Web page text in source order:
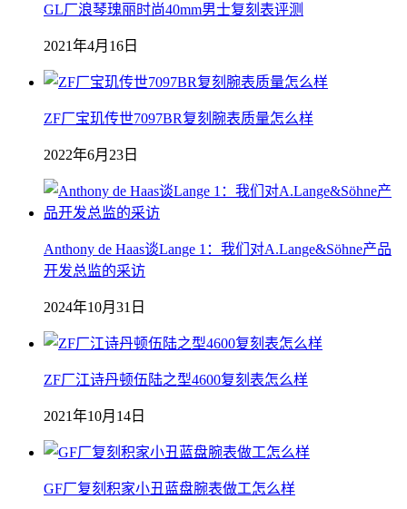
GL厂浪琴瑰丽时尚40mm男士复刻表评测
2021年4月16日
ZF厂宝玑传世7097BR复刻腕表质量怎么样
2022年6月23日
Anthony de Haas谈Lange 1：我们对A.Lange&Söhne产品
开发总监的采访
2024年10月31日
ZF厂江诗丹顿伍陆之型4600复刻表怎么样
2021年10月14日
GF厂复刻积家小丑蓝盘腕表做工怎么样